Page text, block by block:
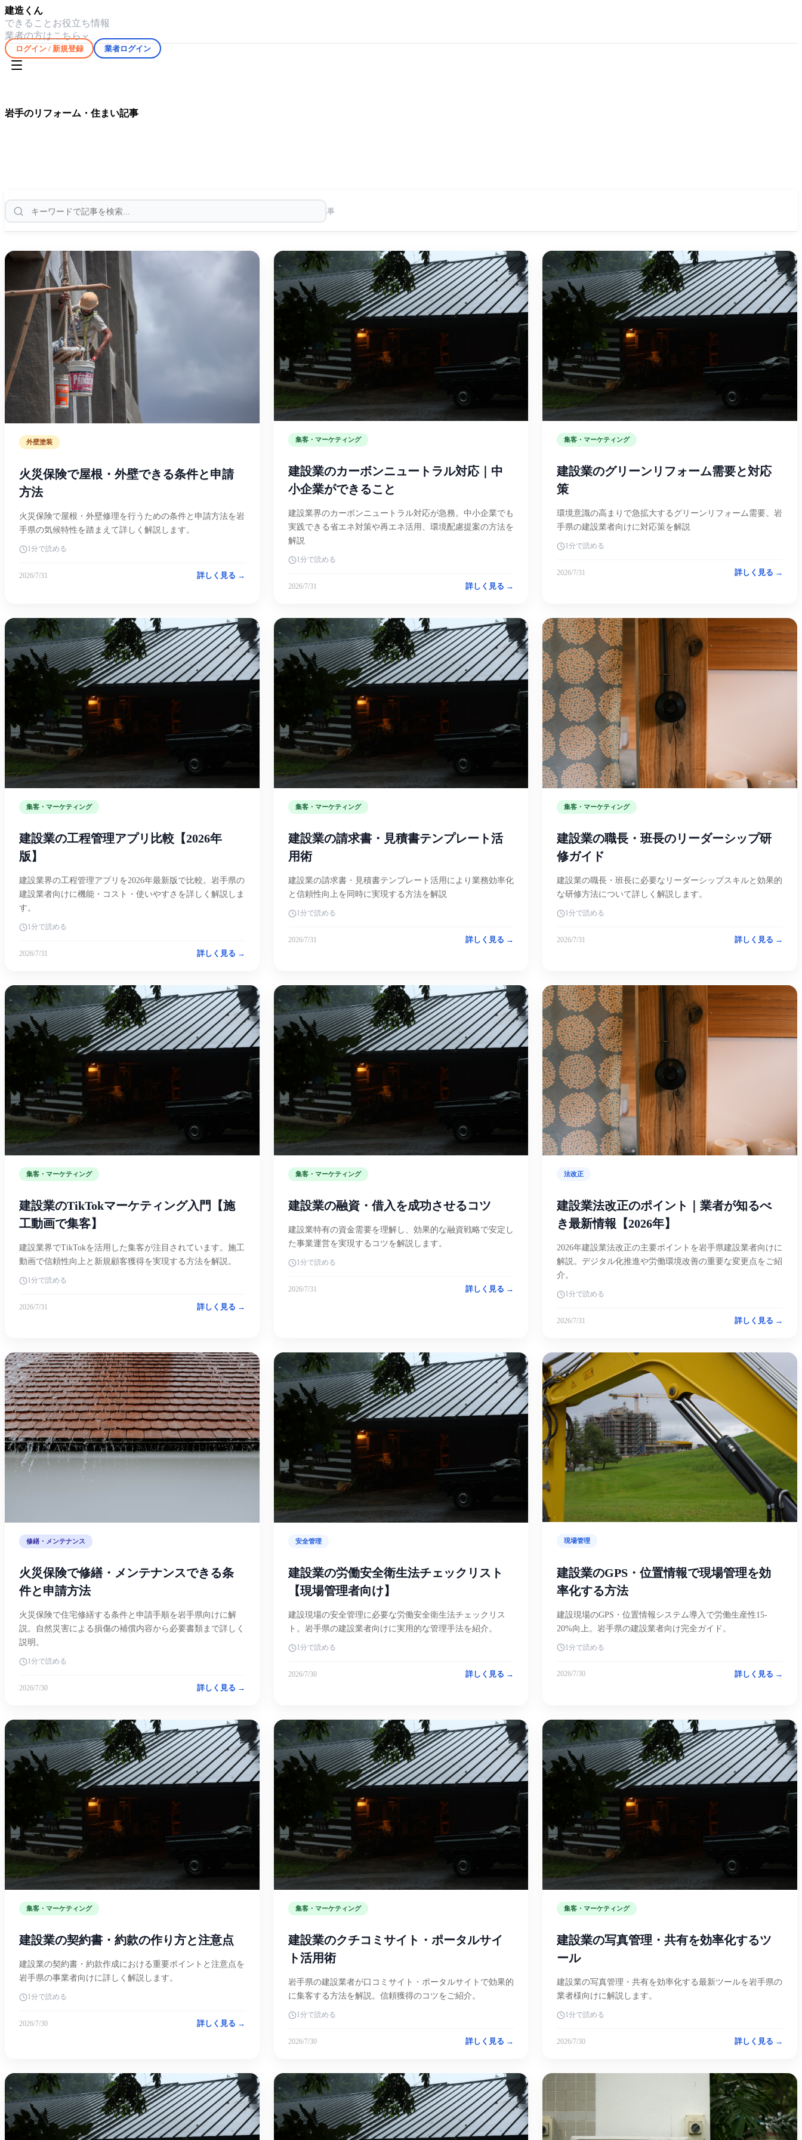
建造くん
できること お役立ち情報
業者の方はこちら
ログイン / 新規登録 業者ログイン
岩手のリフォーム・住まい記事
件の記事
外壁塗装
火災保険で屋根・外壁できる条件と申請
方法
火災保険で屋根・外壁修理を行うための条件と申請方法を岩
手県の気候特性を踏まえて詳しく解説します。
1分で読める
2026/7/31 詳しく見る →
集客・マーケティング
建設業のカーボンニュートラル対応｜中
小企業ができること
建設業界のカーボンニュートラル対応が急務。中小企業でも
実践できる省エネ対策や再エネ活用、環境配慮提案の方法を
解説
1分で読める
2026/7/31 詳しく見る →
集客・マーケティング
建設業のグリーンリフォーム需要と対応
策
環境意識の高まりで急拡大するグリーンリフォーム需要。岩
手県の建設業者向けに対応策を解説
1分で読める
2026/7/31 詳しく見る →
集客・マーケティング
建設業の工程管理アプリ比較【2026年
版】
建設業界の工程管理アプリを2026年最新版で比較。岩手県の
建設業者向けに機能・コスト・使いやすさを詳しく解説しま
す。
1分で読める
2026/7/31 詳しく見る →
集客・マーケティング
建設業の請求書・見積書テンプレート活
用術
建設業の請求書・見積書テンプレート活用により業務効率化
と信頼性向上を同時に実現する方法を解説
1分で読める
2026/7/31 詳しく見る →
集客・マーケティング
建設業の職長・班長のリーダーシップ研
修ガイド
建設業の職長・班長に必要なリーダーシップスキルと効果的
な研修方法について詳しく解説します。
1分で読める
2026/7/31 詳しく見る →
集客・マーケティング
建設業のTikTokマーケティング入門【施
工動画で集客】
建設業界でTikTokを活用した集客が注目されています。施工
動画で信頼性向上と新規顧客獲得を実現する方法を解説。
1分で読める
2026/7/31 詳しく見る →
集客・マーケティング
建設業の融資・借入を成功させるコツ
建設業特有の資金需要を理解し、効果的な融資戦略で安定し
た事業運営を実現するコツを解説します。
1分で読める
2026/7/31 詳しく見る →
法改正
建設業法改正のポイント｜業者が知るべ
き最新情報【2026年】
2026年建設業法改正の主要ポイントを岩手県建設業者向けに
解説。デジタル化推進や労働環境改善の重要な変更点をご紹
介。
1分で読める
2026/7/31 詳しく見る →
修繕・メンテナンス
火災保険で修繕・メンテナンスできる条
件と申請方法
火災保険で住宅修繕する条件と申請手順を岩手県向けに解
説。自然災害による損傷の補償内容から必要書類まで詳しく
説明。
1分で読める
2026/7/30 詳しく見る →
安全管理
建設業の労働安全衛生法チェックリスト
【現場管理者向け】
建設現場の安全管理に必要な労働安全衛生法チェックリス
ト。岩手県の建設業者向けに実用的な管理手法を紹介。
1分で読める
2026/7/30 詳しく見る →
現場管理
建設業のGPS・位置情報で現場管理を効
率化する方法
建設現場のGPS・位置情報システム導入で労働生産性15-
20%向上。岩手県の建設業者向け完全ガイド。
1分で読める
2026/7/30 詳しく見る →
集客・マーケティング
建設業の契約書・約款の作り方と注意点
建設業の契約書・約款作成における重要ポイントと注意点を
岩手県の事業者向けに詳しく解説します。
1分で読める
2026/7/30 詳しく見る →
集客・マーケティング
建設業のクチコミサイト・ポータルサイ
ト活用術
岩手県の建設業者が口コミサイト・ポータルサイトで効果的
に集客する方法を解説。信頼獲得のコツをご紹介。
1分で読める
2026/7/30 詳しく見る →
集客・マーケティング
建設業の写真管理・共有を効率化するツ
ール
建設業の写真管理・共有を効率化する最新ツールを岩手県の
業者様向けに解説します。
1分で読める
2026/7/30 詳しく見る →